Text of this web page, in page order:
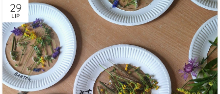
29
LIP